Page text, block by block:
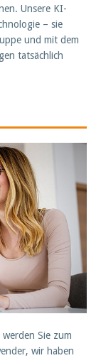
Unsere KI-
– sie
und mit dem
tatsächlich
Sie zum
wir haben